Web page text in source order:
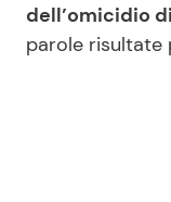
dell’omicidio
parole risultate